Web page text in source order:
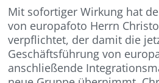
Mit sofortiger Wirkung hat
von europafoto Herrn
verpflichtet, der damit die
Geschäftsführung von
anschließende